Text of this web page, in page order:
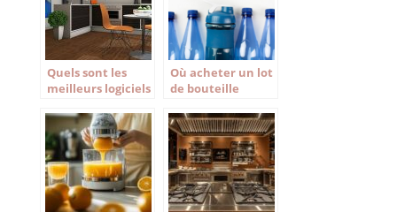
Quels sont les
meilleurs logiciels
gratuit de 2021 ?
Où acheter un lot
de bouteille